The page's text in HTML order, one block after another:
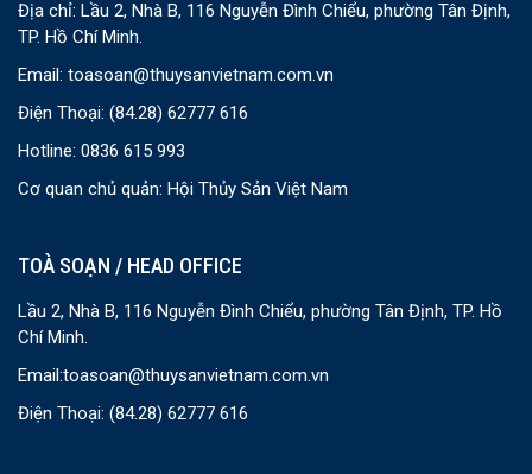
Địa chỉ: Lầu 2, Nhà B, 116 Nguyễn Đình Chiểu, phường Tân Định,
TP. Hồ Chí Minh.
Email: toasoan@thuysanvietnam.com.vn
Điện Thoại: (84.28) 62777 616
Hotline: 0836 615 993
Cơ quan chủ quản: Hội Thủy Sản Việt Nam
TOÀ SOẠN / HEAD OFFICE
Lầu 2, Nhà B, 116 Nguyễn Đình Chiểu, phường Tân Định, TP. Hồ
Chí Minh.
Email:toasoan@thuysanvietnam.com.vn
Điện Thoại: (84.28) 62777 616